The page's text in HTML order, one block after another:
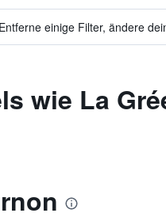
einige Filter, ändere
wie La